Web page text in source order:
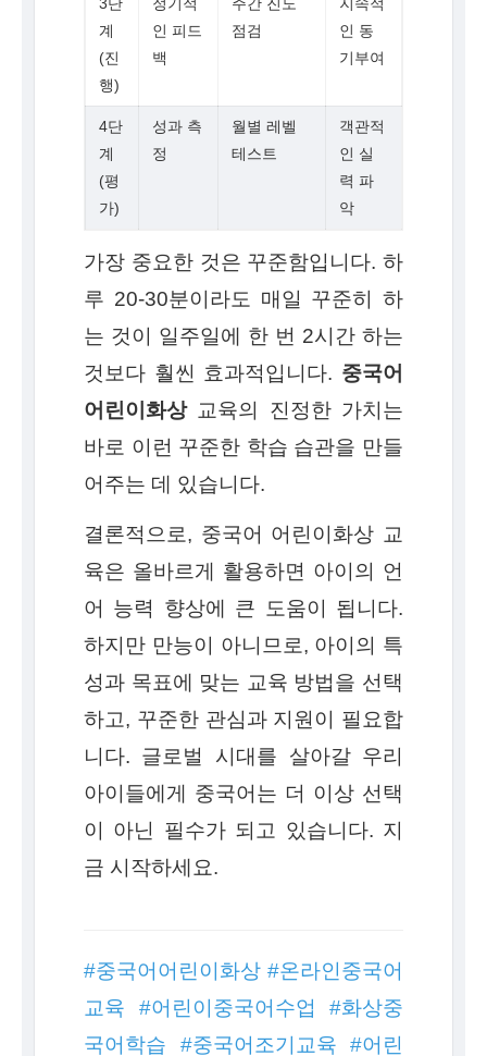
계
(진
행)
인 피드
백
점검
인 동
기부여
4단
계
(평
가)
성과 측
정
월별 레벨
테스트
객관적
인 실
력 파
악
가장 중요한 것은 꾸준함입니다. 하
루 20-30분이라도 매일 꾸준히 하
는 것이 일주일에 한 번 2시간 하는
것보다 훨씬 효과적입니다. 중국어
어린이화상교육의 진정한 가치는
바로 이런 꾸준한 학습 습관을 만들
어주는 데 있습니다.
결론적으로, 중국어 어린이화상 교
육은 올바르게 활용하면 아이의 언
어 능력 향상에 큰 도움이 됩니다.
하지만 만능이 아니므로, 아이의 특
성과 목표에 맞는 교육 방법을 선택
하고, 꾸준한 관심과 지원이 필요합
니다. 글로벌 시대를 살아갈 우리
아이들에게 중국어는 더 이상 선택
이 아닌 필수가 되고 있습니다. 지
금 시작하세요.
#중국어어린이화상 #온라인중국어
교육 #어린이중국어수업 #화상중
국어학습 #중국어조기교육 #어린